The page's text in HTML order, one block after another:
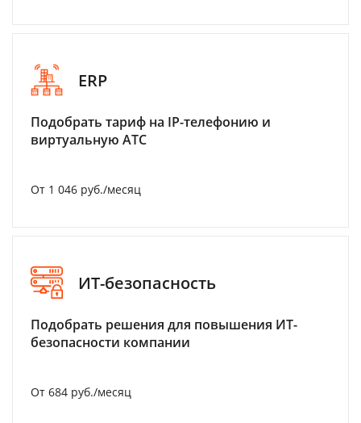
ERP
Подобрать тариф на IP-телефонию и
виртуальную АТС
От 1 046 руб./месяц
ИТ-безопасность
Подобрать решения для повышения ИТ-
безопасности компании
От 684 руб./месяц